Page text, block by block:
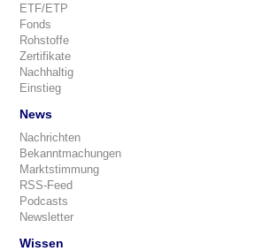
ETF/ETP
Fonds
Rohstoffe
Zertifikate
Nachhaltig
Einstieg
News
Nachrichten
Bekanntmachungen
Marktstimmung
RSS-Feed
Podcasts
Newsletter
Wissen